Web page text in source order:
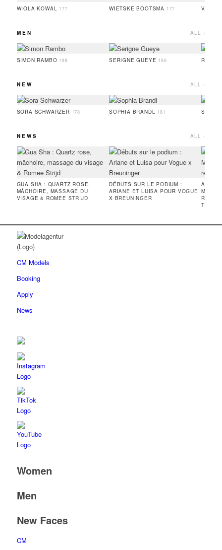
WIOLA KOWAL 177 WIETSKE BOOTSMA 177
MEN ALL ›
SIMON RAMBO 188 SERIGNE GUEYE 186
NEW ALL ›
SORA SCHWARZER 178 SOPHIA BRANDL 181
NEWS ALL ›
GUA SHA : QUARTZ ROSE,
MÂCHOIRE, MASSAGE DU
VISAGE & ROMEE STRIJD
DÉBUTS SUR LE PODIUM :
ARIANE ET LUISA POUR VOGUE
X BREUNINGER
MEN -
TECH
CM Models
Booking
Apply
News
Women
Men
New Faces
CM